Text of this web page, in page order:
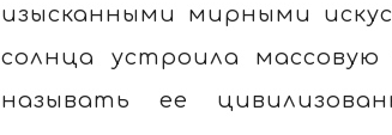
изысканными мирными
солнца устроила
называть ее